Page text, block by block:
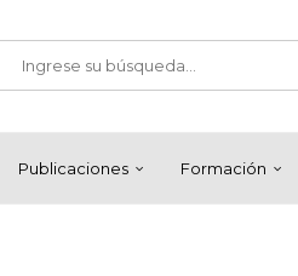
Publicaciones Formación